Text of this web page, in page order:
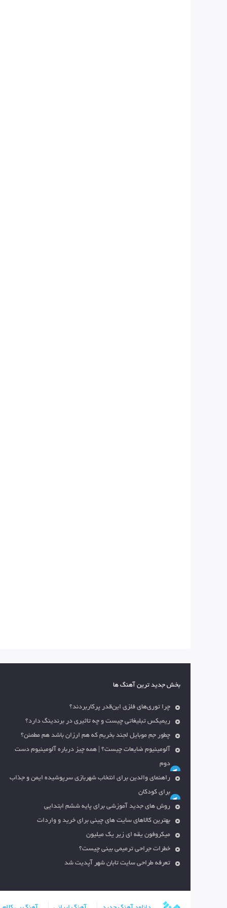
بخش جدید ترین آهنگ ها
چرا توری‌های فلزی این‌قدر پرکاربردند؟
ریمیکس تبلیغاتی چیست و چه تاثیری در برندینگ دارد؟
چطور جم موبایل لجند بخریم که هم ارزان باشد هم مطمئن؟
آلومینیوم ضایعات چیست؟ | همه چیز درباره آلومینیوم دست
دوم
راهنمای والدین برای انتخاب شهربازی سرپوشیده ایمن و جذاب
برای کودکان
روش های جدید آموزشی برای پایه ششم ابتدایی
بهترین کالاهای سایت های چینی برای خرید و واردات
میکروفون یقه ای زیر یک میلیون
خطرات جراحی ترمیمی بینی چیست؟
تعرفه طراحی سایت تابان شهر آپدیت شد